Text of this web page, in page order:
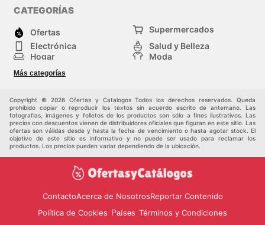
CATEGORÍAS
Ofertas
Supermercados
Electrónica
Salud y Belleza
Hogar
Moda
Herramientas y jardinería
Infancia
Más categorías
Copyright © 2026 Ofertas y Catalogos Todos los derechos reservados. Queda
prohibido copiar o reproducir los textos sin acuerdo escrito de antemano. Las
fotografías, imágenes y folletos de los productos son sólo a fines ilustrativos. Las
precios con descuentos vienen de distribuidores oficiales que figuran en este sitio. Las
ofertas son válidas desde y hasta la fecha de vencimiento o hasta agotar stock. El
objetivo de este sitio es informativo y no puede ser usado para reclamar los
productos. Los precios pueden variar dependiendo de la ubicación.
ContactoAcerca de NosotrosReportar Contenido
Política de Cookies Países Términos y Condiciones